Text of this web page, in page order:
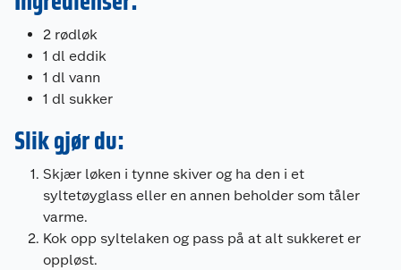
2 rødløk
1 dl eddik
1 dl vann
1 dl sukker
Slik gjør du:
Skjær løken i tynne skiver og ha den i et
syltetøyglass eller en annen beholder som tåler
varme.
Kok opp syltelaken og pass på at alt sukkeret er
oppløst.